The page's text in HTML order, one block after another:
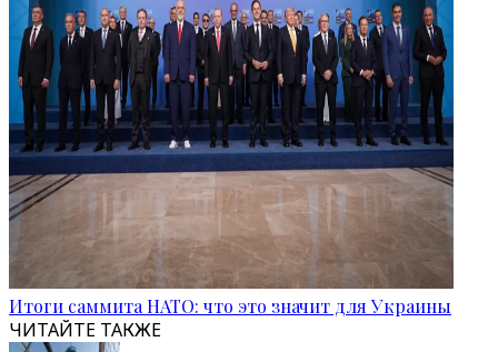
Итоги саммита НАТО: что это значит для Украины
ЧИТАЙТЕ ТАКЖЕ